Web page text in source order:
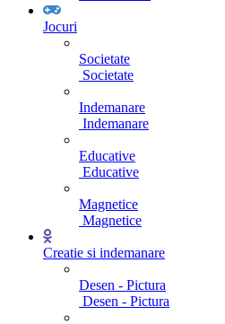
Jocuri
Societate
Societate
Indemanare
Indemanare
Educative
Educative
Magnetice
Magnetice
Creatie si indemanare
Desen - Pictura
Desen - Pictura